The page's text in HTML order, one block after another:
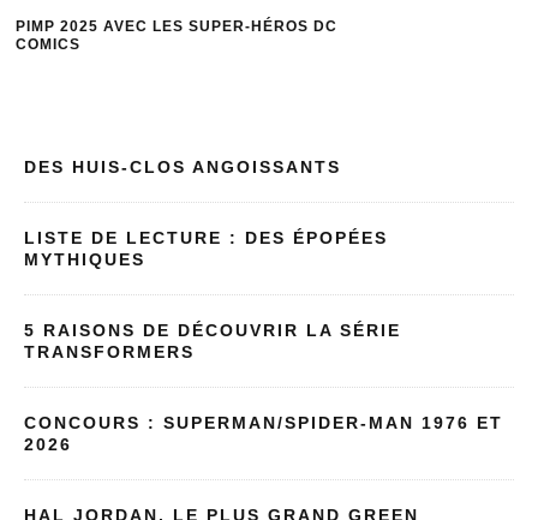
DES HUIS-CLOS ANGOISSANTS
LISTE DE LECTURE : DES ÉPOPÉES
MYTHIQUES
5 RAISONS DE DÉCOUVRIR LA SÉRIE
TRANSFORMERS
CONCOURS : SUPERMAN/SPIDER-MAN 1976 ET
2026
HAL JORDAN, LE PLUS GRAND GREEN